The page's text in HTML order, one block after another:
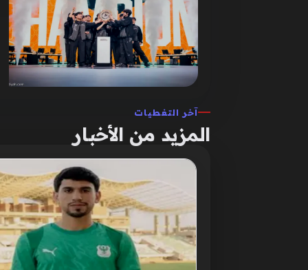
آخر التغطيات
المزيد من الأخبار